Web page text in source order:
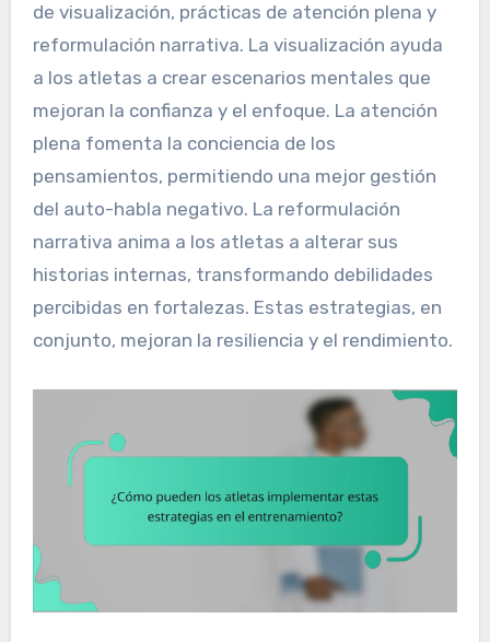
de visualización, prácticas de atención plena y
reformulación narrativa. La visualización ayuda
a los atletas a crear escenarios mentales que
mejoran la confianza y el enfoque. La atención
plena fomenta la conciencia de los
pensamientos, permitiendo una mejor gestión
del auto-habla negativo. La reformulación
narrativa anima a los atletas a alterar sus
historias internas, transformando debilidades
percibidas en fortalezas. Estas estrategias, en
conjunto, mejoran la resiliencia y el rendimiento.